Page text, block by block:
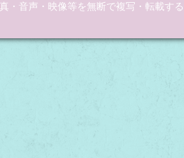
・音声・映像等を無断で複写・転載